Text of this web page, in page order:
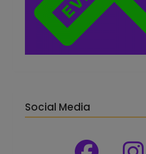
Social Media